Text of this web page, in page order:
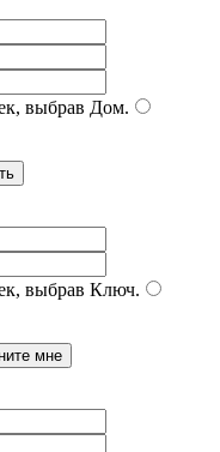
выбрав Дом.
выбрав Ключ.